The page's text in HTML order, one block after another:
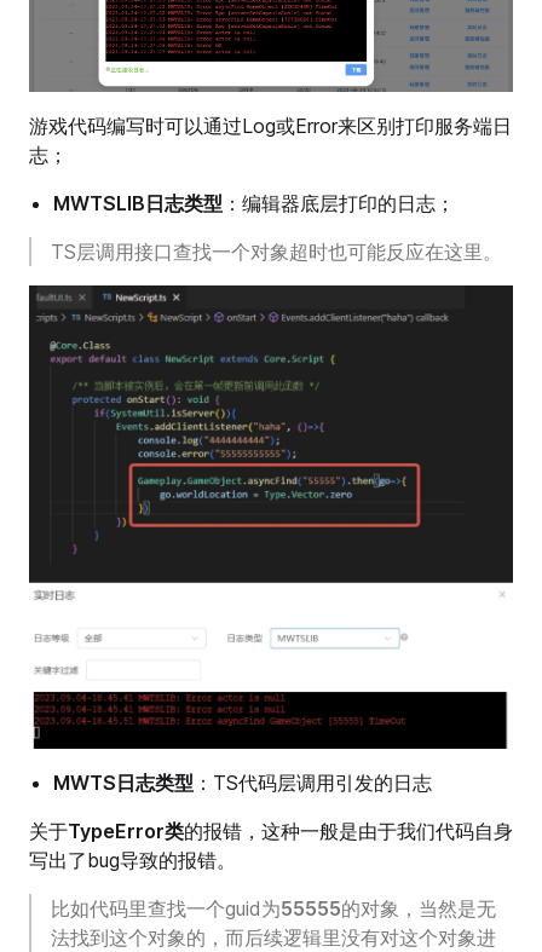
游戏代码编写时可以通过Log或Error来区别打印服务端日
志；
MWTSLIB日志类型 ：编辑器底层打印的日志；
TS层调用接口查找一个对象超时也可能反应在这里。
MWTS日志类型 ：TS代码层调用引发的日志
关于TypeError类的报错，这种一般是由于我们代码自身
写出了bug导致的报错。
比如代码里查找一个guid为55555的对象，当然是无
法找到这个对象的，而后续逻辑里没有对这个对象进